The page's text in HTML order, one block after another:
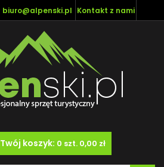
biuro@alpenski.pl Kontakt z nami
Twój koszyk: 0 szt. 0,00 zł